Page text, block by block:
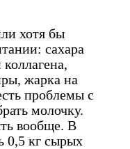
хотя бы
сахара
жарка на
проблемы с
молочку.
вообще. В
0,5 кг сырых